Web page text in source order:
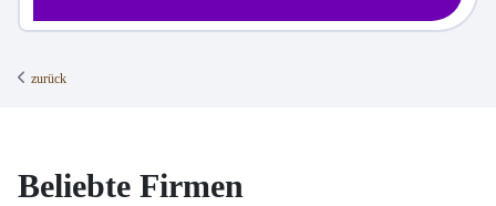
zurück
Beliebte Firmen